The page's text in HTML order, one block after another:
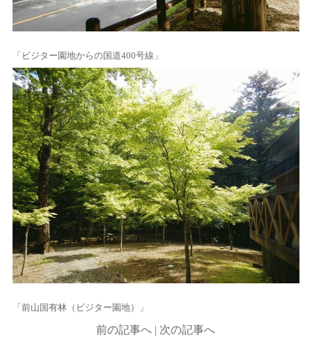
「ビジター園地からの国道400号線」
「前山国有林（ビジター園地）」
前の記事へ | 次の記事へ